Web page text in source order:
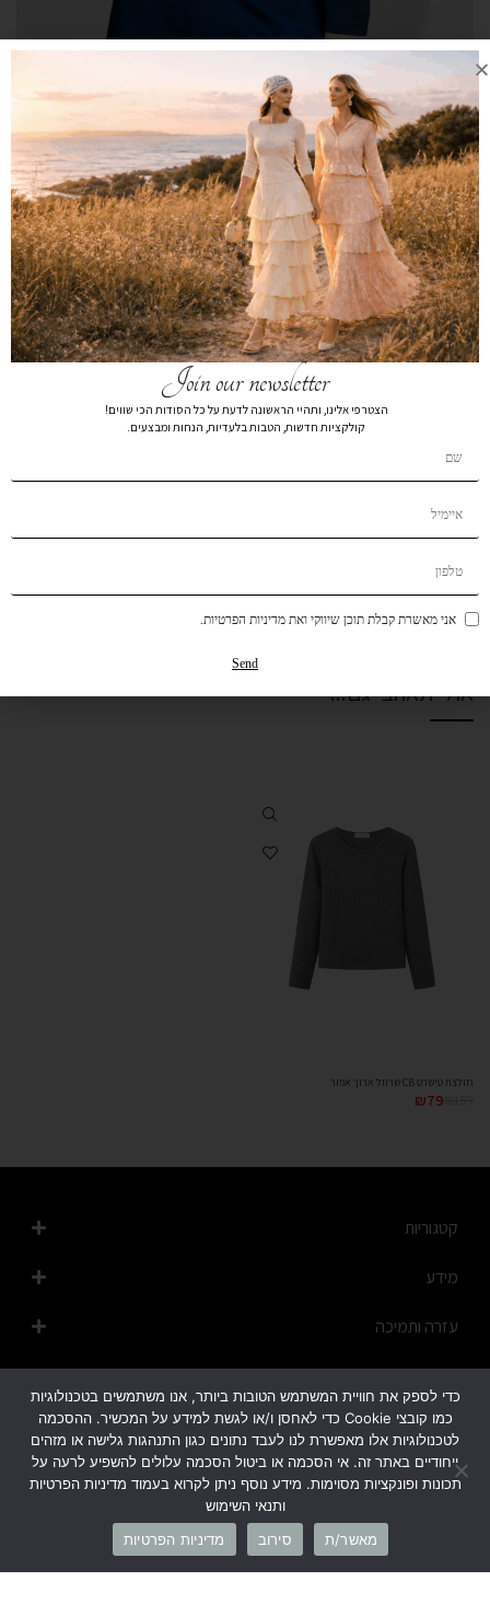
חולצת טישרט CB שרוול ארוך נייבי
₪159
₪79 חולצת טישרט CB שרוול ארוך 2528
צבע
מידה
M
L
XL
הרכב בד:
הוסף לרשימת המשאלות
אולי תאהבי גם...
חולצת טישרט CB שרוול ארוך אפור
₪79
קטגוריות
מידע
עזרה ותמיכה
מפת האתר
1700-50-20-45
info@cb-fashion.shop
כדי לספק את חוויית המשתמש הטובות ביותר, אנו משתמשים בטכנולוגיות
כמו קובצי Cookie כדי לאחסן ו/או לגשת למידע על המכשיר. ההסכמה
לטכנולוגיות אלו מאפשרת לנו לעבד נתונים כגון התנהגות גלישה או מזהים
ייחודיים באתר זה. אי הסכמה או ביטול הסכמה עלולים להשפיע לרעה על
תכונות ופונקציות מסוימות. מידע נוסף ניתן לקרוא בעמוד מדיניות הפרטיות
ותנאי השימוש
מאשר/ת
סירוב מדיניות הפרטיות
Join our newsletter
הצטרפי אלינו, ותהיי הראשונה לדעת על כל הסודות הכי שווים!
קולקציות חדשות, הטבות בלעדיות, הנחות ומבצעים.
אני מאשרת קבלת תוכן שיווקי ואת מדיניות הפרטיות.
Send